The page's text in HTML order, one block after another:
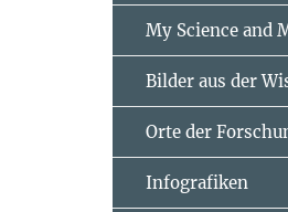
My Science and
Bilder aus der
Orte der
Infografiken